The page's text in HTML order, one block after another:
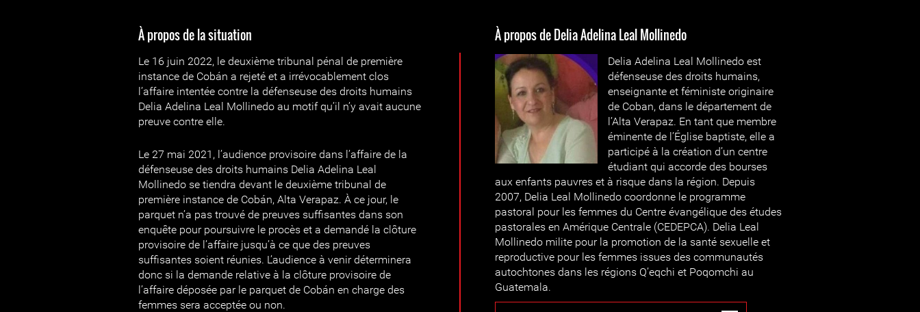
À propos de la situation
Le 16 juin 2022, le deuxième tribunal pénal de première
instance de Cobán a rejeté et a irrévocablement clos
l’affaire intentée contre la défenseuse des droits humains
Delia Adelina Leal Mollinedo au motif qu’il n’y avait aucune
preuve contre elle.
Le 27 mai 2021, l’audience provisoire dans l’affaire de la
défenseuse des droits humains Delia Adelina Leal
Mollinedo se tiendra devant le deuxième tribunal de
première instance de Cobán, Alta Verapaz. À ce jour, le
parquet n’a pas trouvé de preuves suffisantes dans son
enquête pour poursuivre le procès et a demandé la clôture
provisoire de l’affaire jusqu’à ce que des preuves
suffisantes soient réunies. L’audience à venir déterminera
donc si la demande relative à la clôture provisoire de
l’affaire déposée par le parquet de Cobán en charge des
femmes sera acceptée ou non.
À propos de Delia Adelina Leal Mollinedo
Delia Adelina Leal Mollinedo est
défenseuse des droits humains,
enseignante et féministe originaire
de Coban, dans le département de
l’Alta Verapaz. En tant que membre
éminente de l’Église baptiste, elle a
participé à la création d’un centre
étudiant qui accorde des bourses
aux enfants pauvres et à risque dans la région. Depuis
2007, Delia Leal Mollinedo coordonne le programme
pastoral pour les femmes du Centre évangélique des études
pastorales en Amérique Centrale (CEDEPCA). Delia Leal
Mollinedo milite pour la promotion de la santé sexuelle et
reproductive pour les femmes issues des communautés
autochtones dans les régions Q’eqchi et Poqomchi au
Guatemala.